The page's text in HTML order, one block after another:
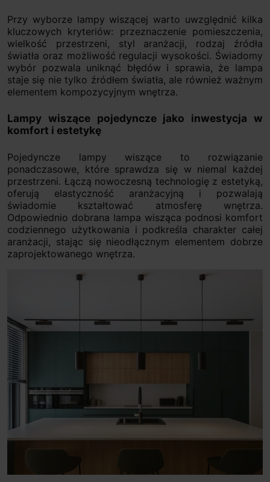
Przy wyborze lampy wiszącej warto uwzględnić kilka
kluczowych kryteriów: przeznaczenie pomieszczenia,
wielkość przestrzeni, styl aranżacji, rodzaj źródła
światła oraz możliwość regulacji wysokości. Świadomy
wybór pozwala uniknąć błędów i sprawia, że lampa
staje się nie tylko źródłem światła, ale również ważnym
elementem kompozycyjnym wnętrza.
Lampy wiszące pojedyncze jako inwestycja w
komfort i estetykę
Pojedyncze lampy wiszące to rozwiązanie
ponadczasowe, które sprawdza się w niemal każdej
przestrzeni. Łączą nowoczesną technologię z estetyką,
oferują elastyczność aranżacyjną i pozwalają
świadomie kształtować atmosferę wnętrza.
Odpowiednio dobrana lampa wisząca podnosi komfort
codziennego użytkowania i podkreśla charakter całej
aranżacji, stając się nieodłącznym elementem dobrze
zaprojektowanego wnętrza.